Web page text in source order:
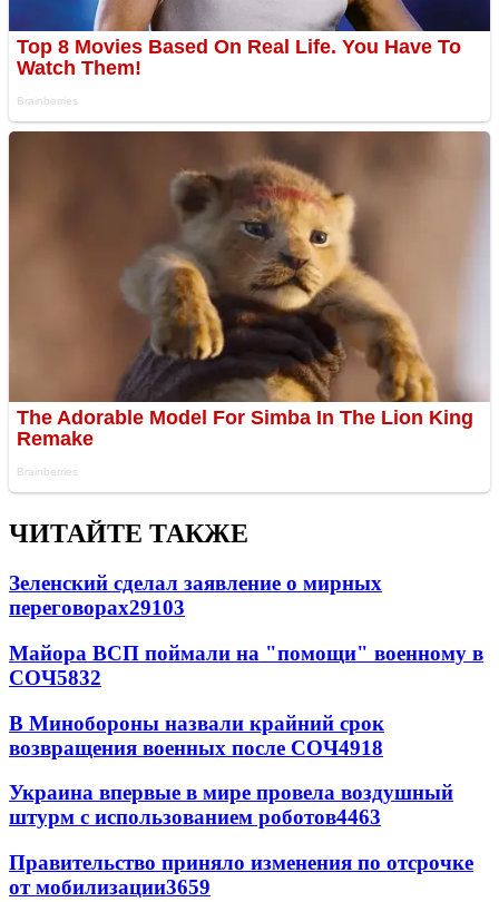
ЧИТАЙТЕ ТАКЖЕ
Зеленский сделал заявление о мирных
переговорах29103
Майора ВСП поймали на "помощи" военному в
СОЧ5832
В Минобороны назвали крайний срок
возвращения военных после СОЧ4918
Украина впервые в мире провела воздушный
штурм с использованием роботов4463
Правительство приняло изменения по отсрочке
от мобилизации3659